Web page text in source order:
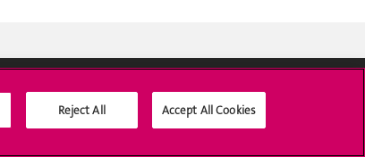
Médias sociaux UNIGE
Reject All Accept All Cookies